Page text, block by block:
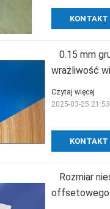
KONTAKT
0.15 mm
wrażliwość
KONTAKT
Czytaj więcej
2025-03-25
Rozmiar
offsetowego